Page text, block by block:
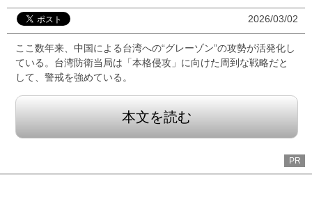
2026/03/02
ここ数年来、中国による台湾への“グレーゾン”の攻勢が活発化し
ている。台湾防衛当局は「本格侵攻」に向けた周到な戦略だと
して、警戒を強めている。
本文を読む
PR